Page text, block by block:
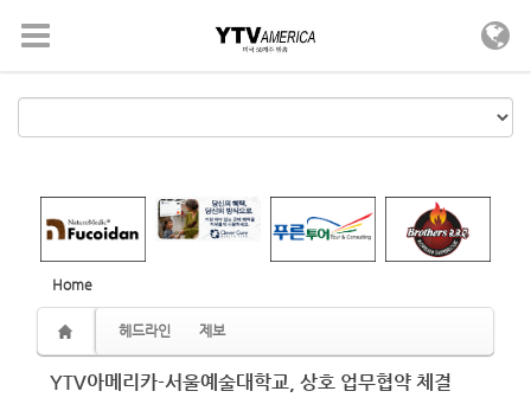
Home
헤드라인 제보
YTV아메리카-서울예술대학교, 상호 업무협약 체결